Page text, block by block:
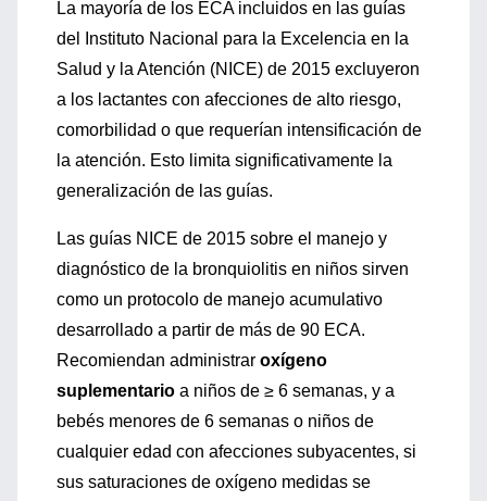
La mayoría de los ECA incluidos en las guías
del Instituto Nacional para la Excelencia en la
Salud y la Atención (NICE) de 2015 excluyeron
a los lactantes con afecciones de alto riesgo,
comorbilidad o que requerían intensificación de
la atención. Esto limita significativamente la
generalización de las guías.
Las guías NICE de 2015 sobre el manejo y
diagnóstico de la bronquiolitis en niños sirven
como un protocolo de manejo acumulativo
desarrollado a partir de más de 90 ECA.
Recomiendan administrar oxígeno
suplementario a niños de ≥ 6 semanas, y a
bebés menores de 6 semanas o niños de
cualquier edad con afecciones subyacentes, si
sus saturaciones de oxígeno medidas se